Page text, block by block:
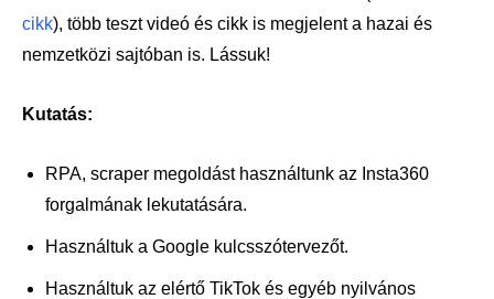
cikk), több teszt videó és cikk is megjelent a hazai és
nemzetközi sajtóban is. Lássuk!
Kutatás:
RPA, scraper megoldást használtunk az Insta360
forgalmának lekutatására.
Használtuk a Google kulcsszótervezőt.
Használtuk az elértő TikTok és egyéb nyilvános